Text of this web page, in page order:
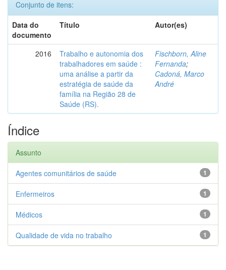
Conjunto de itens:
Data do
documento
Título Autor(es)
2016
Trabalho e autonomia dos
trabalhadores em saúde :
uma análise a partir da
estratégia de saúde da
família na Região 28 de
Saúde (RS).
Fischborn, Aline
Fernanda;
Cadoná, Marco
André
Índice
Assunto
1
Agentes comunitários de saúde
1
Enfermeiros
1
Médicos
1
Qualidade de vida no trabalho